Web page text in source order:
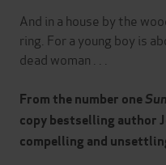
And in a house by the
ring. For a young boy is
dead woman . . .
From the number one
copy bestselling author
compelling and